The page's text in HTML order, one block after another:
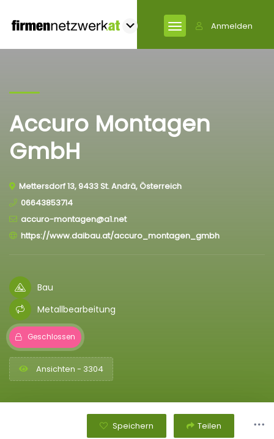
Anmelden
Accuro Montagen
GmbH
Mettersdorf 13, 9433 St. Andrä, Österreich
06643853714
accuro-montagen@​a1.net
https://www.daibau.at/accuro_montagen_gmbh
Bau
Metallbearbeitung
Geschlossen
Ansichten - 3304
Speichern Teilen